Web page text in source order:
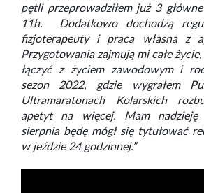
pętli przeprowadziłem już 3
11h. Dodatkowo dochodzą
fizjoterapeuty i praca własna z
Przygotowania zajmują mi całe
łączyć z życiem zawodowym i
sezon 2022, gdzie wygrałem
Ultramaratonach Kolarskich
apetyt na więcej. Mam
sierpnia będę mógł się tytułować
w jeździe 24 godzinnej.”